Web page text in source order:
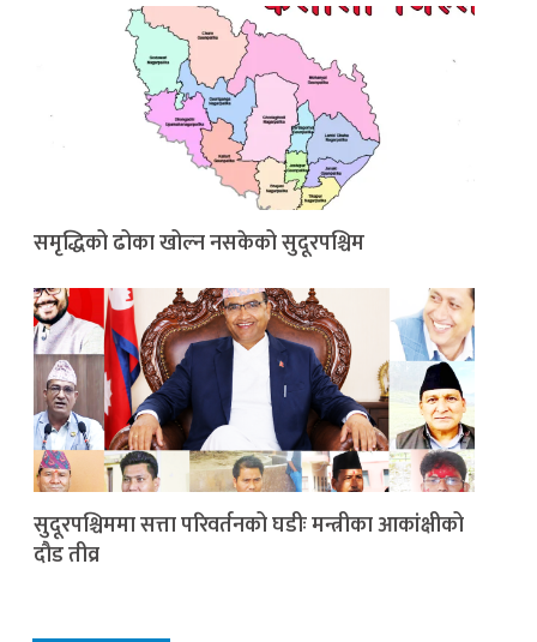
समृद्धिको ढोका खोल्न नसकेको सुदूरपश्चिम
सुदूरपश्चिममा सत्ता परिवर्तनको घडीः मन्त्रीका आकांक्षीको
दौड तीव्र